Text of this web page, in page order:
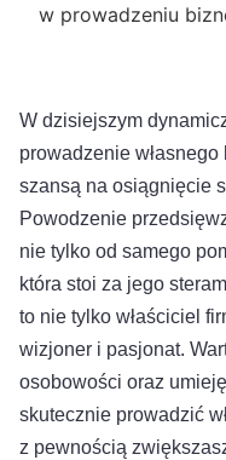
w prowadzeniu
W dzisiejszym
prowadzenie
szansą na osiągnięcie
Powodzenie
nie tylko od samego
która stoi za jego
to nie tylko właściciel
wizjoner i pasjonat.
osobowości oraz
skutecznie prowadzić
z pewnością